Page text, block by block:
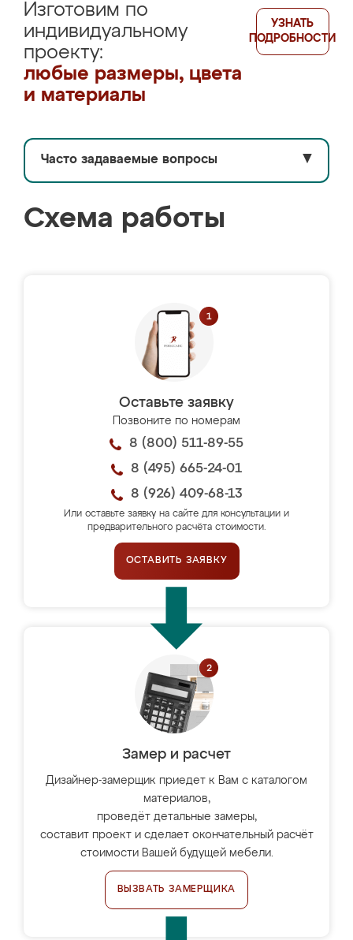
Изготовим по
индивидуальному
проекту:
любые размеры, цвета
и материалы
УЗНАТЬ
ПОДРОБНОСТИ
Часто задаваемые вопросы ▼
Схема работы
Оставьте заявку
Позвоните по номерам
8 (800) 511-89-55
8 (495) 665-24-01
8 (926) 409-68-13
Или оставьте заявку на сайте для консультации и
предварительного расчёта стоимости.
ОСТАВИТЬ ЗАЯВКУ
Замер и расчет
Дизайнер-замерщик приедет к Вам с каталогом
материалов,
проведёт детальные замеры,
составит проект и сделает окончательный расчёт
стоимости Вашей будущей мебели.
ВЫЗВАТЬ ЗАМЕРЩИКА